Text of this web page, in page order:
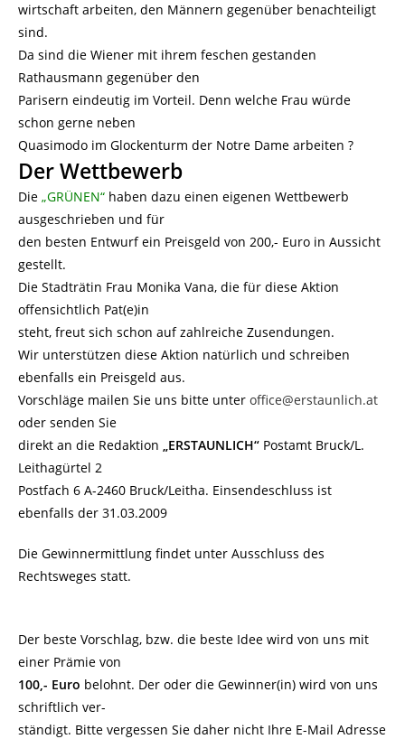
wirtschaft arbeiten, den Männern gegenüber benachteiligt
sind.
Da sind die Wiener mit ihrem feschen gestanden
Rathausmann gegenüber den
Parisern eindeutig im Vorteil. Denn welche Frau würde
schon gerne neben
Quasimodo im Glockenturm der Notre Dame arbeiten ?
Der Wettbewerb
Die „GRÜNEN“ haben dazu einen eigenen Wettbewerb
ausgeschrieben und für
den besten Entwurf ein Preisgeld von 200,- Euro in Aussicht
gestellt.
Die Stadträtin Frau Monika Vana, die für diese Aktion
offensichtlich Pat(e)in
steht, freut sich schon auf zahlreiche Zusendungen.
Wir unterstützen diese Aktion natürlich und schreiben
ebenfalls ein Preisgeld aus.
Vorschläge mailen Sie uns bitte unter office@erstaunlich.at
oder senden Sie
direkt an die Redaktion
„ERSTAUNLICH“ Postamt Bruck/L.
Leithagürtel 2
Postfach 6 A-2460 Bruck/Leitha. Einsendeschluss ist
ebenfalls der 31.03.2009
Die Gewinnermittlung findet unter Ausschluss des
Rechtsweges statt.
Der beste Vorschlag, bzw. die beste Idee wird von uns mit
einer Prämie von
100,- Euro belohnt. Der oder die Gewinner(in) wird von uns
schriftlich ver-
ständigt. Bitte vergessen Sie daher nicht Ihre E-Mail Adresse